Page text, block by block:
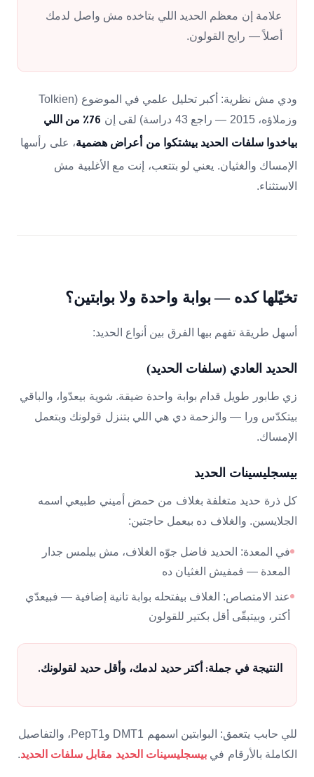
علامة إن معظم الحديد اللي بتاخده مش واصل لدمك
أصلاً — رايح القولون.
ودي مش نظرية: أكبر تحليل علمي في الموضوع (Tolkien
وزملاؤه، 2015 — راجع 43 دراسة) لقى إن
76٪ من اللي
بياخدوا سلفات الحديد بيشتكوا من أعراض هضمية، على رأسها
الإمساك والغثيان. يعني لو بتتعب، إنت مع الأغلبية مش
الاستثناء.
تخيّلها كده — بوابة واحدة ولا بوابتين؟
أسهل طريقة تفهم بيها الفرق بين أنواع الحديد:
الحديد العادي (سلفات الحديد)
زي طابور طويل قدام بوابة واحدة ضيقة. شوية بيعدّوا، والباقي
بيتكدّس ورا — والزحمة دي هي اللي بتنزل قولونك وبتعمل
الإمساك.
بيسجليسينات الحديد
كل ذرة حديد متغلفة بغلاف من حمض أميني طبيعي اسمه
الجلايسين. والغلاف ده بيعمل حاجتين:
في المعدة: الحديد فاضل جوّه الغلاف، مش بيلمس جدار
المعدة — فمفيش الغثيان ده
عند الامتصاص: الغلاف بيفتحله بوابة تانية إضافية — فبيعدّي
أكتر، وبيتبقّى أقل بكتير للقولون
النتيجة في جملة: أكتر حديد لدمك، وأقل حديد لقولونك.
للي حابب يتعمق: البوابتين اسمهم DMT1 وPepT1، والتفاصيل
الكاملة بالأرقام في بيسجليسينات الحديد مقابل سلفات الحديد.